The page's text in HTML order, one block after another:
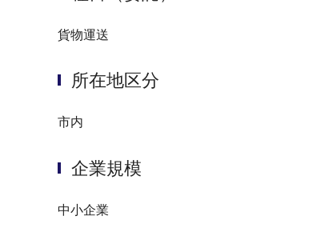
貨物運送
所在地区分
市内
企業規模
中小企業